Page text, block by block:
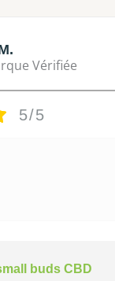
Vérifiée
5/5
buds CBD